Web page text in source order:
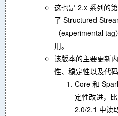
这也是 2.x 系列的
了 Structured
（experimental
用。
该版本的主要更新
性、稳定性以及代
Core 和
定性改进，
2.0/2.1 中读